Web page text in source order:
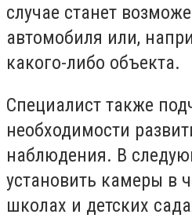
случае станет
автомобиля или,
какого-либо объекта.
Специалист также
необходимости
наблюдения. В
установить камеры в
школах и детских